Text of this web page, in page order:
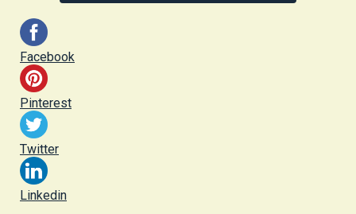
Facebook
Pinterest
Twitter
Linkedin